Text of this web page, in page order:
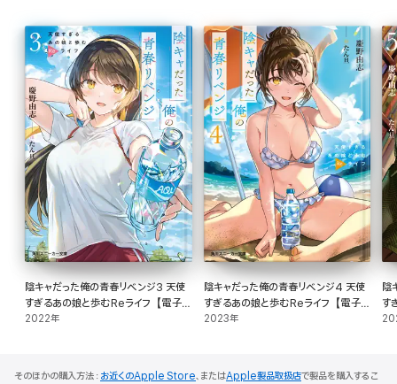
陰キャだった俺の青春リベンジ3 天使
すぎるあの娘と歩むReライフ【電子特
別版】
2022年
陰キャだった俺の青春リベンジ4 天使
すぎるあの娘と歩むReライフ【電子特
別版】
2023年
陰
す
そのほかの購入方法： お近くのApple Store、またはApple製品取扱店で製品を購入するこ